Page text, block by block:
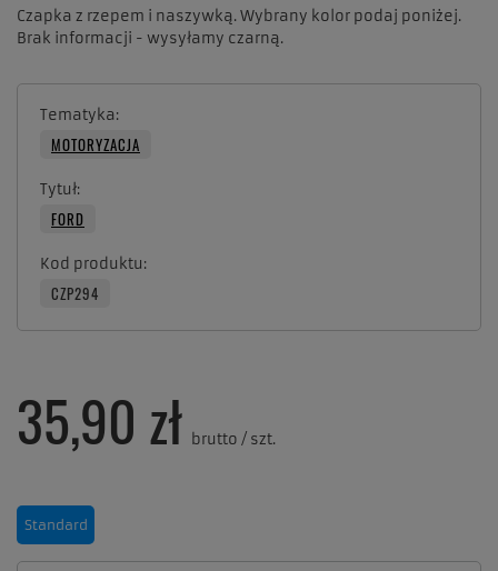
Czapka z rzepem i naszywką. Wybrany kolor podaj poniżej.
Brak informacji - wysyłamy czarną.
Tematyka
MOTORYZACJA
Tytuł
FORD
Kod produktu
CZP294
Standard
35,90 zł brutto / szt.